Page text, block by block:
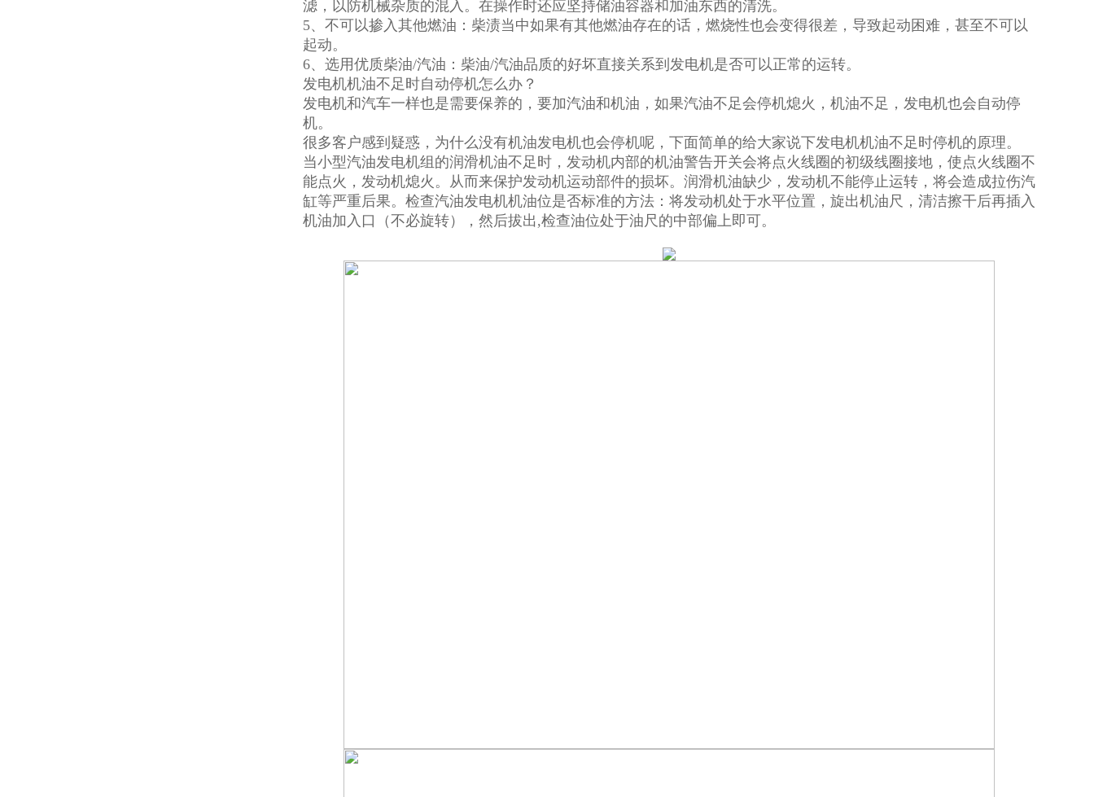
滤，以防机械杂质的混入。在操作时还应坚持储油容器和加油东西的清洗。
5、不可以掺入其他燃油：柴渍当中如果有其他燃油存在的话，燃烧性也会变得很差，导致起动困难，甚至不可以
起动。
6、选用优质柴油/汽油：柴油/汽油品质的好坏直接关系到发电机是否可以正常的运转。
发电机机油不足时自动停机怎么办？
发电机和汽车一样也是需要保养的，要加汽油和机油，如果汽油不足会停机熄火，机油不足，发电机也会自动停
机。
很多客户感到疑惑，为什么没有机油发电机也会停机呢，下面简单的给大家说下发电机机油不足时停机的原理。
当小型汽油发电机组的润滑机油不足时，发动机内部的机油警告开关会将点火线圈的初级线圈接地，使点火线圈不
能点火，发动机熄火。从而来保护发动机运动部件的损坏。润滑机油缺少，发动机不能停止运转，将会造成拉伤汽
缸等严重后果。检查汽油发电机机油位是否标准的方法：将发动机处于水平位置，旋出机油尺，清洁擦干后再插入
机油加入口（不必旋转），然后拔出,检查油位处于油尺的中部偏上即可。